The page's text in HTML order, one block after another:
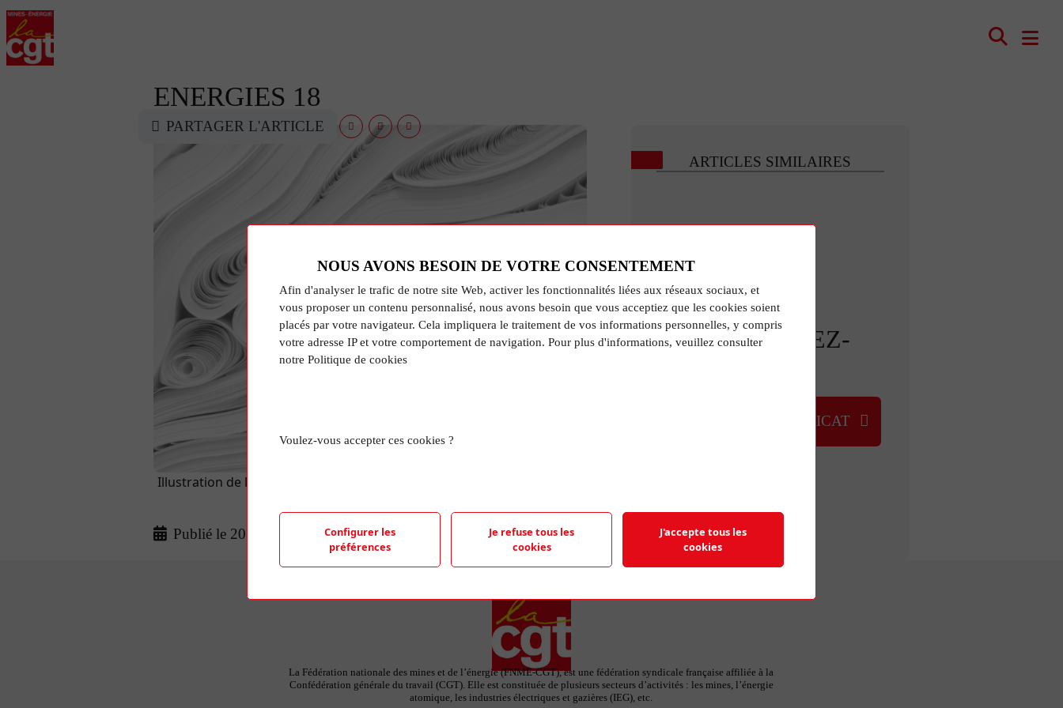
ENERGIES 18
Illustration de l'article aléatoire représentant le logo de la FNME-CGT et
Publié le 20 Mar 2024
PARTAGER L'ARTICLE
ARTICLES SIMILAIRES
RETROUVEZ-
TROUVER UN SYNDICAT
La Fédération nationale des mines et de l’énergie (FNME-CGT), est une fédération syndicale française affiliée à la
Confédération générale du travail (CGT). Elle est constituée de plusieurs secteurs d’activités : les mines, l’énergie
atomique, les industries électriques et gazières (IEG), etc.
NOUS AVONS BESOIN DE VOTRE CONSENTEMENT
Afin d'analyser le trafic de notre site Web, activer les fonctionnalités liées aux réseaux sociaux, et
vous proposer un contenu personnalisé, nous avons besoin que vous acceptiez que les cookies soient
placés par votre navigateur. Cela impliquera le traitement de vos informations personnelles, y compris
votre adresse IP et votre comportement de navigation. Pour plus d'informations, veuillez consulter
notre Politique de cookies
Voulez-vous accepter ces cookies ?
Configurer les
préférences
Je refuse tous les
cookies
J'accepte tous les
cookies